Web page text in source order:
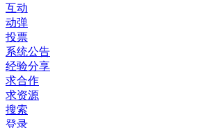
互动
动弹
投票
系统公告
经验分享
求合作
求资源
搜索
登录